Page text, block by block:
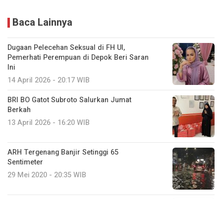
Baca Lainnya
Dugaan Pelecehan Seksual di FH UI,
Pemerhati Perempuan di Depok Beri Saran
Ini
14 April 2026 - 20:17 WIB
BRI BO Gatot Subroto Salurkan Jumat
Berkah
13 April 2026 - 16:20 WIB
ARH Tergenang Banjir Setinggi 65
Sentimeter
29 Mei 2020 - 20:35 WIB